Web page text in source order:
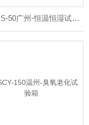
YSGDS-50广州-恒温恒湿试验箱